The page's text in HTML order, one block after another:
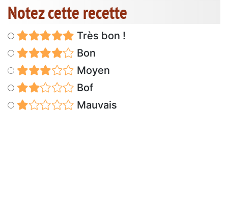
Notez cette recette
Très bon !
Bon
Moyen
Bof
Mauvais